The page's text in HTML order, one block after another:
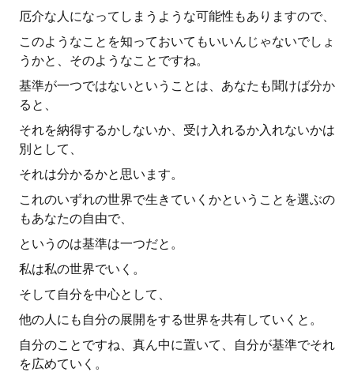
厄介な人になってしまうような可能性もありますので、
このようなことを知っておいてもいいんじゃないでしょ
うかと、そのようなことですね。
基準が一つではないということは、あなたも聞けば分か
ると、
それを納得するかしないか、受け入れるか入れないかは
別として、
それは分かるかと思います。
これのいずれの世界で生きていくかということを選ぶの
もあなたの自由で、
というのは基準は一つだと。
私は私の世界でいく。
そして自分を中心として、
他の人にも自分の展開をする世界を共有していくと。
自分のことですね、真ん中に置いて、自分が基準でそれ
を広めていく。